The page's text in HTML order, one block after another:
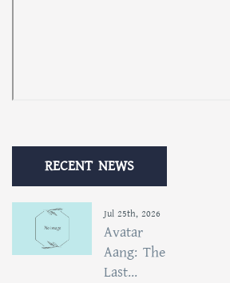
RECENT NEWS
Jul 25th, 2026
Avatar
Aang: The
Last...